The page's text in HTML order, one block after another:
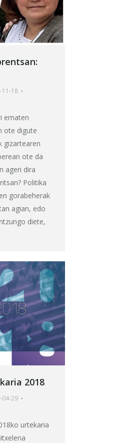
11-18
ematen
ote digute
gizartearen
ote da
ageri dira
Politika
gorabeherak
agian, edo
diete,
2018
04-29
urtekaria